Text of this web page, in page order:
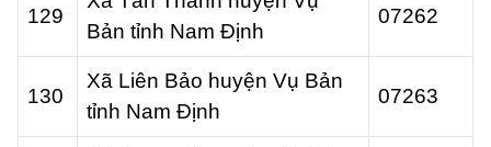
129
Bản tỉnh Nam Định
07262
130
Xã Liên Bảo huyện Vụ Bản
tỉnh Nam Định
07263